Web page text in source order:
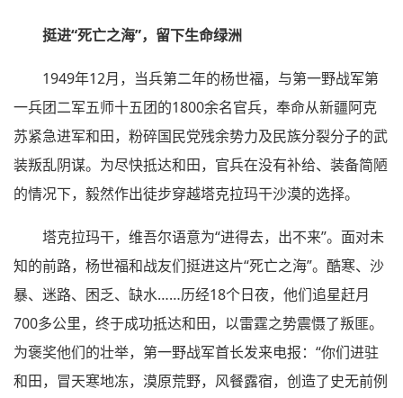
挺进“死亡之海”，留下生命绿洲
1949年12月，当兵第二年的杨世福，与第一野战军第
一兵团二军五师十五团的1800余名官兵，奉命从新疆阿克
苏紧急进军和田，粉碎国民党残余势力及民族分裂分子的武
装叛乱阴谋。为尽快抵达和田，官兵在没有补给、装备简陋
的情况下，毅然作出徒步穿越塔克拉玛干沙漠的选择。
塔克拉玛干，维吾尔语意为“进得去，出不来”。面对未
知的前路，杨世福和战友们挺进这片“死亡之海”。酷寒、沙
暴、迷路、困乏、缺水……历经18个日夜，他们追星赶月
700多公里，终于成功抵达和田，以雷霆之势震慑了叛匪。
为褒奖他们的壮举，第一野战军首长发来电报：“你们进驻
和田，冒天寒地冻，漠原荒野，风餐露宿，创造了史无前例